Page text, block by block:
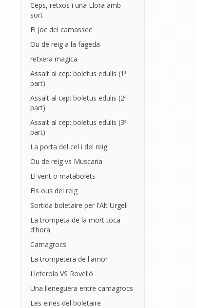
Ceps, retxos i una Llora amb
sort
El joc del camassec
Ou de reig a la fageda
retxera magica
Assalt al cep: boletus edulis (1ª
part)
Assalt al cep: boletus edulis (2ª
part)
Assalt al cep: boletus edulis (3ª
part)
La porta del cel i del reig
Ou de reig vs Muscaria
El vent o matabolets
Els ous del reig
Sortida boletaire per l'Alt Urgell
La trompeta de la mort toca
d'hora
Camagrocs
La trompetera de l'amor
Lleterola VS Rovelló
Una lleneguera entre camagrocs
Les eines del boletaire